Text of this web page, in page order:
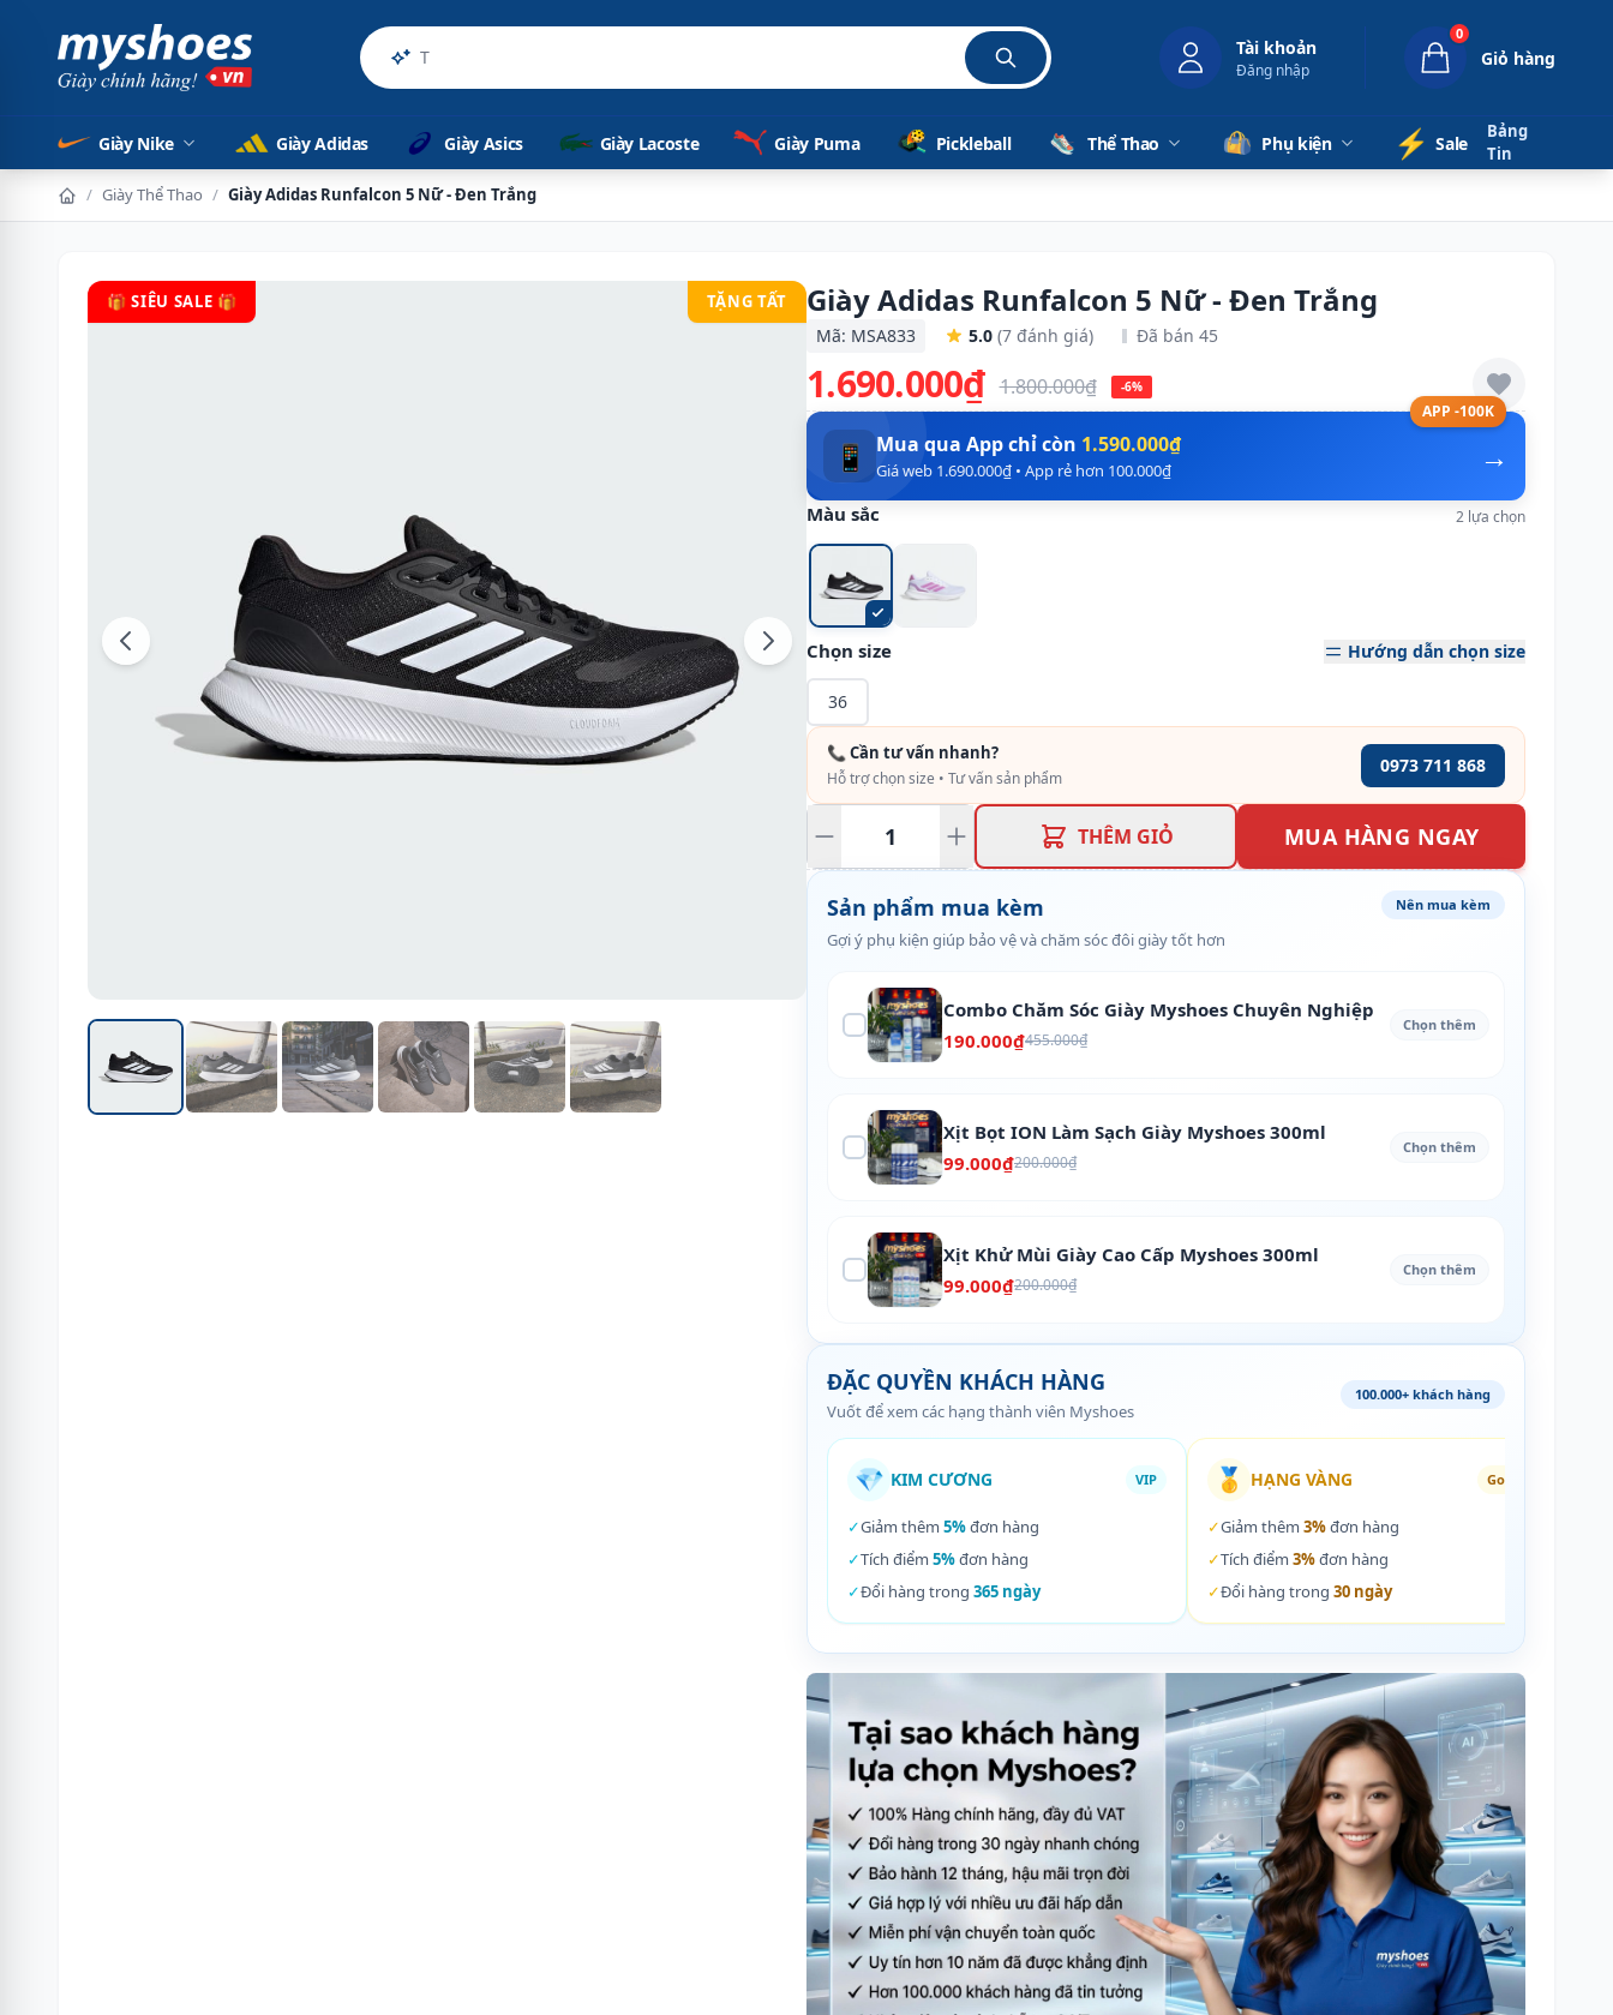
Sản phẩm chính hãn Tài khoản
Đăng nhập
0
Giỏ hàng
Giày Nike Giày Adidas Giày Asics Giày Lacoste Giày Puma Pickleball Thể Thao Phụ kiện ⚡️ Sale
Bảng
Tin
/ Giày Thể Thao / Giày Adidas Runfalcon 5 Nữ - Đen Trắng
🎁 SIÊU SALE 🎁 TẶNG TẤT Giày Adidas Runfalcon 5 Nữ - Đen Trắng
Mã: MSA833 5.0 (7 đánh giá) Đã bán 45
1.690.000₫ 1.800.000₫ -6%
APP -100K
→
📱 Mua qua App chỉ còn 1.590.000₫
Giá web 1.690.000₫ • App rẻ hơn 100.000₫
Màu sắc 2 lựa chọn
Chọn size Hướng dẫn chọn size
36
📞 Cần tư vấn nhanh?
Hỗ trợ chọn size • Tư vấn sản phẩm
0973 711 868
THÊM GIỎ MUA HÀNG NGAY
Sản phẩm mua kèm
Gợi ý phụ kiện giúp bảo vệ và chăm sóc đôi giày tốt hơn
Nên mua kèm
Combo Chăm Sóc Giày Myshoes Chuyên Nghiệp
190.000₫455.000₫
Chọn thêm
Xịt Bọt ION Làm Sạch Giày Myshoes 300ml
99.000₫200.000₫
Chọn thêm
Xịt Khử Mùi Giày Cao Cấp Myshoes 300ml
99.000₫200.000₫
Chọn thêm
ĐẶC QUYỀN KHÁCH HÀNG
Vuốt để xem các hạng thành viên Myshoes
100.000+ khách hàng
💎 KIM CƯƠNG VIP
✓Giảm thêm 5%đơn hàng
✓Tích điểm 5%đơn hàng
✓Đổi hàng trong 365 ngày
🥇 HẠNG VÀNG Gold
✓Giảm thêm 3%đơn hàng
✓Tích điểm 3%đơn hàng
✓Đổi hàng trong 30 ngày